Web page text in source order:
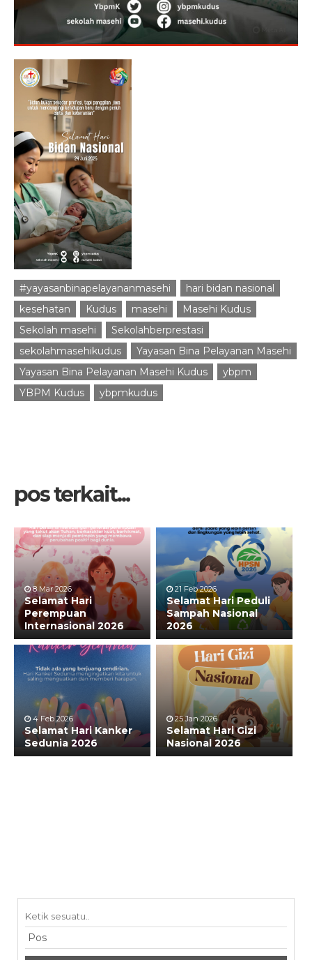
#yayasanbinapelayananmasehi
hari bidan nasional
kesehatan
Kudus masehi
Masehi Kudus
Sekolah masehi
Sekolahberprestasi
sekolahmasehikudus
Yayasan Bina Pelayanan Masehi
Yayasan Bina Pelayanan Masehi Kudus
ybpm
YBPM Kudus
ybpmkudus
pos terkait...
8 Mar 2026
Selamat Hari
Perempuan
Internasional 2026
21 Feb 2026
Selamat Hari Peduli
Sampah Nasional
2026
4 Feb 2026
Selamat Hari Kanker
Sedunia 2026
25 Jan 2026
Selamat Hari Gizi
Nasional 2026